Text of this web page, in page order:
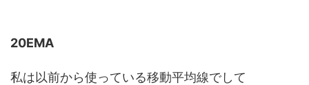
20EMA
私は以前から使っている移動平均線でして